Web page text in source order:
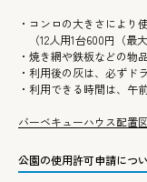
・コンロの大きさにより
（12人用1台600円（最
・焼き網や鉄板などの物
・利用後の灰は、必ずド
・利用できる時間は、午
バーベキューハウス配置
公園の使用許可申請につ